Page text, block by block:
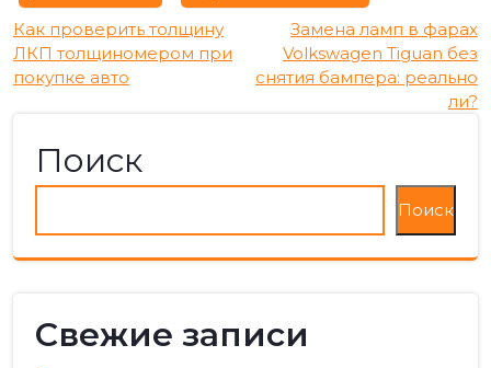
Навигация
по
Как проверить толщину
ЛКП толщиномером при
покупке авто
Замена ламп в фарах
Volkswagen Tiguan без
снятия бампера: реально
ли?
Поиск
Поиск
Свежие записи